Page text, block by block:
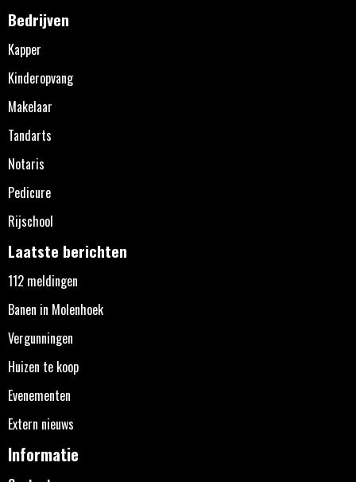
Bedrijven
Kapper
Kinderopvang
Makelaar
Tandarts
Notaris
Pedicure
Rijschool
Laatste berichten
112 meldingen
Banen in Molenhoek
Vergunningen
Huizen te koop
Evenementen
Extern nieuws
Informatie